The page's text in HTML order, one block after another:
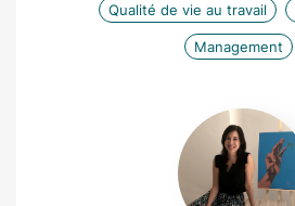
Qualité de vie au travail
Management
Véra
Kempf